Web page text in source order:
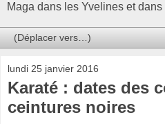
Maga dans les Yvelines et
lundi 25 janvier 2016
Karaté : dates des
ceintures noires